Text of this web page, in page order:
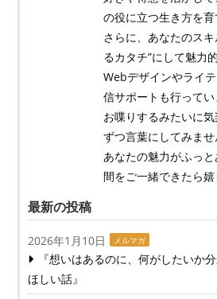
の役に立つ生き方を
さらに、あなたのス
るカタチ”にして魅力
Webデザインやライ
信サポートも行ってい
お喋りするみたいに
ずつ言葉にしてみませ
あなたの魅力がふっ
間をご一緒できたら
最新の投稿
2026年1月10日 メルマガ
『想いはあるのに、何がしたいか
ほしい話』